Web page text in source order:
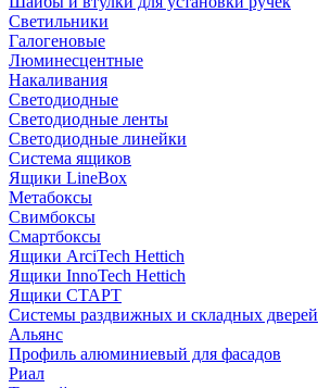
Светильники
Галогеновые
Люминесцентные
Накаливания
Светодиодные
Светодиодные ленты
Светодиодные линейки
Система ящиков
Ящики LineBox
Метабоксы
Свимбоксы
Смартбоксы
Ящики ArciTech Hettich
Ящики InnoTech Hettich
Ящики СТАРТ
Системы раздвижных и складных дверей
Альянс
Профиль алюминиевый для фасадов
Риал